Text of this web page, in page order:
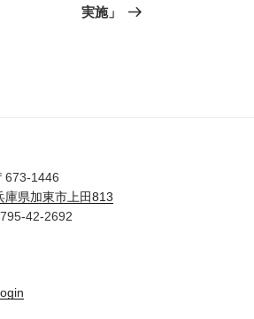
投
実施」
673-1446
庫県加東市上田813
42-2692